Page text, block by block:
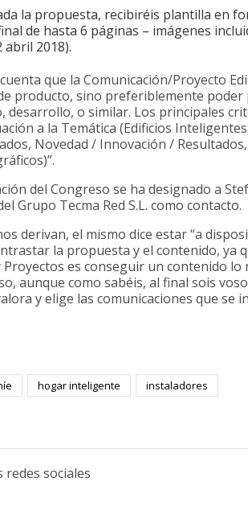
la propuesta, recibiréis plantilla en
de hasta 6 páginas – imágenes
abril 2018).
que la Comunicación/Proyecto
producto, sino preferiblemente
desarrollo, o similar. Los principales
a la Temática (Edificios
Novedad / Innovación /
del Congreso se ha designado a
Grupo Tecma Red S.L. como contacto.
derivan, el mismo dice estar “a
la propuesta y el contenido, ya
Proyectos es conseguir un contenido
aunque como sabéis, al final sois
y elige las comunicaciones que se
hogar inteligente instaladores
redes sociales